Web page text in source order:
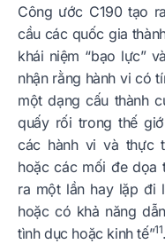
Công ước C190 tạo
cầu các quốc gia
khái niệm “bạo lực”
nhận rằng hành vi có
một dạng cấu thành
quấy rối trong thế
các hành vi và thực
hoặc các mối đe dọa
ra một lần hay lặp đi
hoặc có khả năng
tình dục hoặc kinh tế”11.